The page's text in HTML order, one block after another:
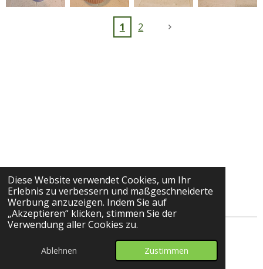
Diese Website verwendet Cookies, um Ihr
Erlebnis zu verbessern und maßgeschneiderte
Werbung anzuzeigen. Indem Sie auf
„Akzeptieren“ klicken, stimmen Sie der
Verwendung aller Cookies zu.
Ablehnen Zustimmen
1 2
Mit Unterstützung von